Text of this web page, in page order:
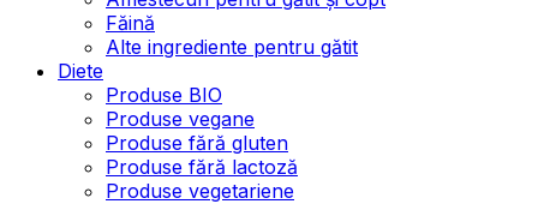
Făină
Alte ingrediente pentru gătit
Diete
Produse BIO
Produse vegane
Produse fără gluten
Produse fără lactoză
Produse vegetariene